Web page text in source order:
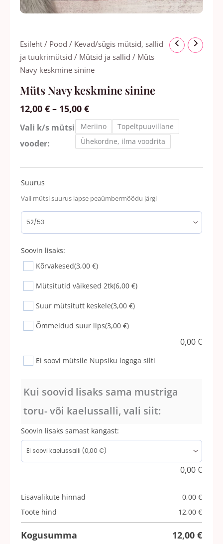
Esileht / Pood / Kevad/sügis mütsid, sallid
ja tuukrimütsid / Mütsid ja sallid / Müts
Navy keskmine sinine
Müts Navy keskmine sinine
12,00 € – 15,00 €
Hinnavahemik:
12,00 €
kuni
Vali k/s mütsi
vooder:
Meriino
Topeltpuuvillane
Ühekordne, ilma voodrita
Suurus
Vali mütsi suurus lapse peaümbermõõdu järgi
Soovin lisaks:
Kõrvakesed(3,00 €)
Mütsitutid väikesed 2tk(6,00 €)
Suur mütsitutt keskele(3,00 €)
Õmmeldud suur lips(3,00 €)
0,00€
Ei soovi mütsile Nupsiku logoga silti
Kui soovid lisaks sama mustriga
toru- või kaelussalli, vali siit:
Soovin lisaks samast kangast:
0,00€
Lisavalikute hinnad 0,00 €
Toote hind
12,00 €
Kogusumma 12,00 €
Müts
Navy
keskmine
kogus